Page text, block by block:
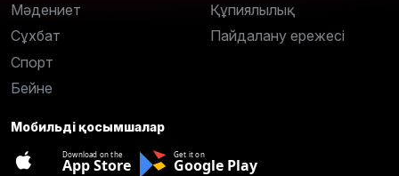
Мәдениет
Сұхбат
Спорт
Бейне
Құпиялылық
Пайдалану ережесі
Мобильді қосымшалар
Download on the
App Store
Get it on
Google Play